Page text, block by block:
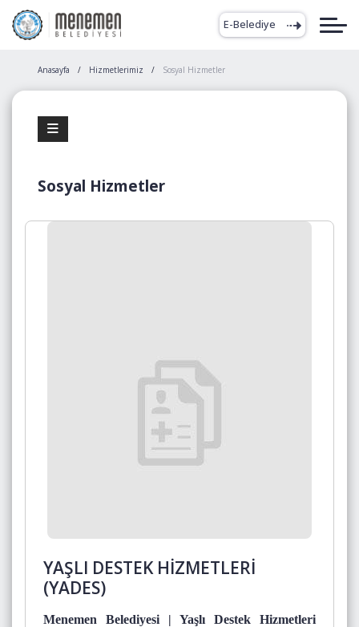
E-Belediye
Anasayfa Hizmetlerimiz Sosyal Hizmetler
Sosyal Hizmetler
YAŞLI DESTEK HİZMETLERİ
(YADES)
Menemen Belediyesi | Yaşlı Destek Hizmetleri